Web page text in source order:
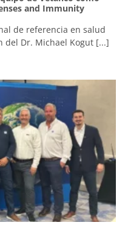
and Immunity
de referencia en salud
del Dr. Michael Kogut [...]